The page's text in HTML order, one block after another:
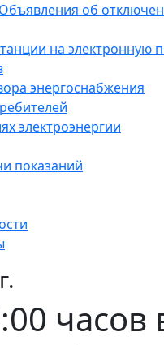
Объявления об
на электронную
энергоснабжения
электроэнергии
показаний
часов